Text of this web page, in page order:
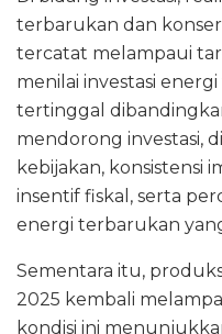
terbarukan dan
tercatat melampaui
menilai investasi
tertinggal
mendorong investasi,
kebijakan, konsistensi
insentif fiskal, serta
energi terbarukan
Sementara itu,
2025 kembali
kondisi ini